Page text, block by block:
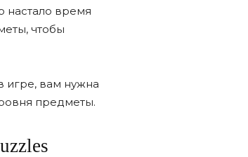
настало время
чтобы
игре, вам нужна
предметы.